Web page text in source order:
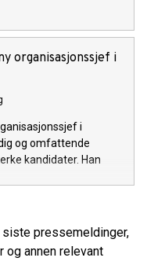
organisasjonssjef i
i
og omfattende
kandidater. Han
siste pressemeldinger,
og annen relevant